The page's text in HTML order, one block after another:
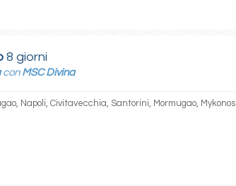
8 giorni
con MSC Divina
Napoli, Civitavecchia, Santorini, Mormugao, Mykonos